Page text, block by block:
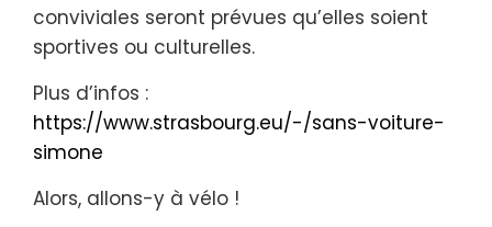
conviviales seront prévues qu’elles soient
sportives ou culturelles.
Plus d’infos :
https://www.strasbourg.eu/-/sans-voiture-
simone
Alors, allons-y à vélo !